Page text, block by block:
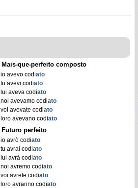
Mais-que-perfeito composto
io avevo codiato
tu avevi codiato
lui aveva codiato
noi avevamo codiato
voi avevate codiato
loro avevano codiato
Futuro perfeito
io avrò codiato
tu avrai codiato
lui avrà codiato
noi avremo codiato
voi avrete codiato
loro avranno codiato